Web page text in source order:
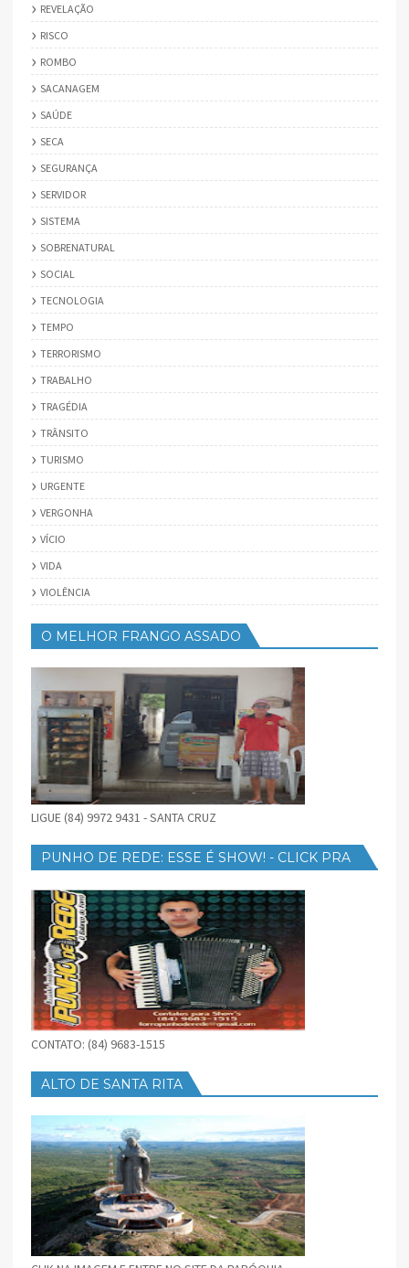
REVELAÇÃO
RISCO
ROMBO
SACANAGEM
SAÚDE
SECA
SEGURANÇA
SERVIDOR
SISTEMA
SOBRENATURAL
SOCIAL
TECNOLOGIA
TEMPO
TERRORISMO
TRABALHO
TRAGÉDIA
TRÂNSITO
TURISMO
URGENTE
VERGONHA
VÍCIO
VIDA
VIOLÊNCIA
O MELHOR FRANGO ASSADO
LIGUE (84) 9972 9431 - SANTA CRUZ
PUNHO DE REDE: ESSE É SHOW! - CLICK PRA
CONTATO: (84) 9683-1515
ALTO DE SANTA RITA